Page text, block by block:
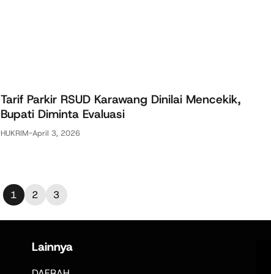
Tarif Parkir RSUD Karawang Dinilai Mencekik,
Bupati Diminta Evaluasi
HUKRIM-April 3, 2026
1 2 3
Lainnya